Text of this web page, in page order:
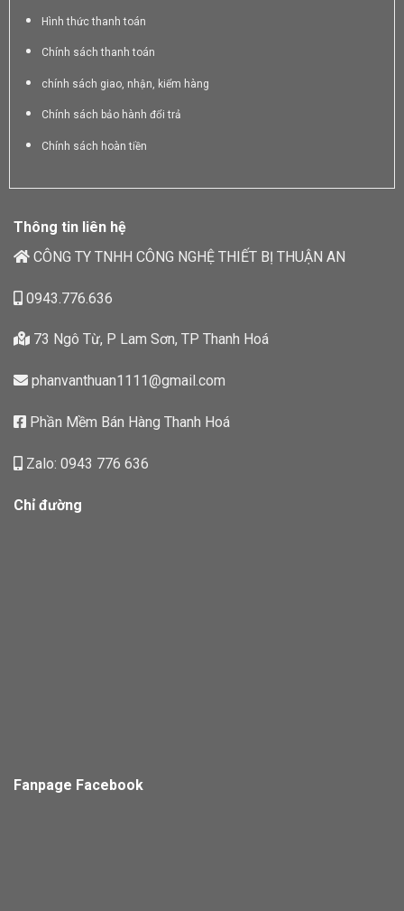
Hình thức thanh toán
Chính sách thanh toán
chính sách giao, nhận, kiểm hàng
Chính sách bảo hành đổi trả
Chính sách hoàn tiền
Thông tin liên hệ
CÔNG TY TNHH CÔNG NGHỆ THIẾT BỊ THUẬN AN
0943.776.636
73 Ngô Từ, P Lam Sơn, TP Thanh Hoá
phanvanthuan1111@gmail.com
Phần Mềm Bán Hàng Thanh Hoá
Zalo: 0943 776 636
Chỉ đường
Fanpage Facebook